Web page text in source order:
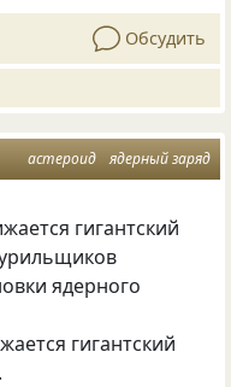
Обсудить
астероид ядерный заряд
гигантский
ядерного
гигантский